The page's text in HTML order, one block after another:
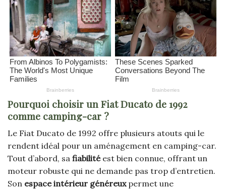
Pourquoi choisir un Fiat Ducato de 1992
comme camping-car ?
Le Fiat Ducato de 1992 offre plusieurs atouts qui le
rendent idéal pour un aménagement en camping-car.
Tout d’abord, sa fiabilitéest bien connue, offrant un
moteur robuste qui ne demande pas trop d’entretien.
Son espace intérieur généreuxpermet une